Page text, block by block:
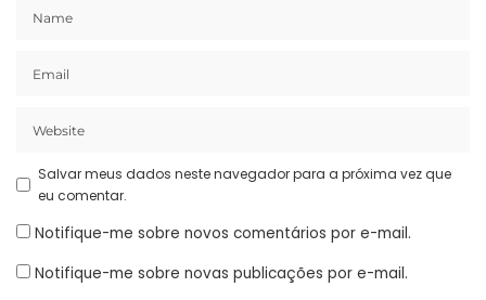
Salvar meus dados neste navegador para a próxima vez que
eu comentar.
Notifique-me sobre novos comentários por e-mail.
Notifique-me sobre novas publicações por e-mail.